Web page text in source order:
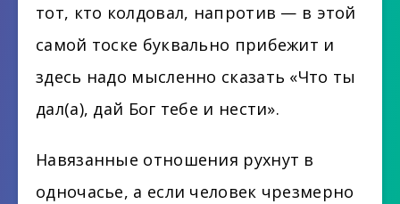
тот, кто колдовал, напротив — в этой
самой тоске буквально прибежит и
здесь надо мысленно сказать «Что ты
дал(а), дай Бог тебе и нести».
Навязанные отношения рухнут в
одночасье, а если человек чрезмерно